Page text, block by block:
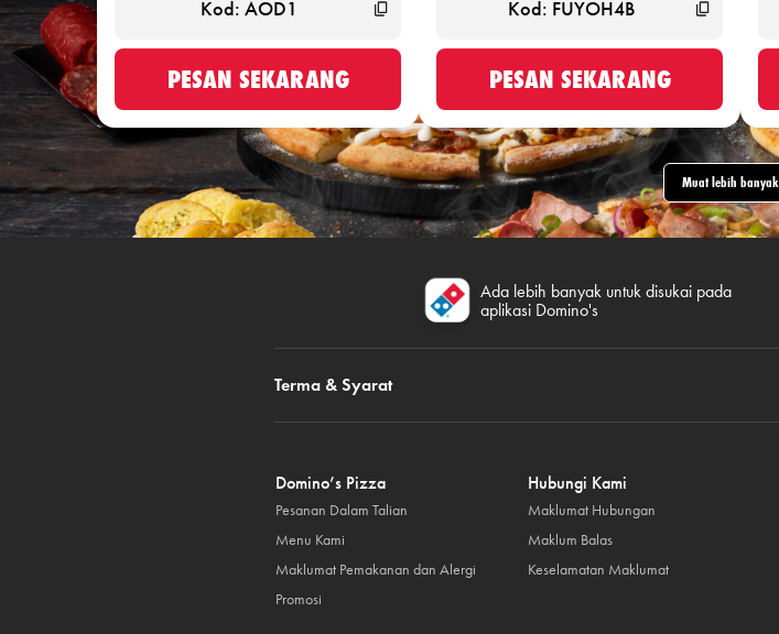
PESAN SEKARANG PESAN SEKARANG
Muat lebih banyak
Ada lebih banyak untuk disukai pada
aplikasi Domino's
Terma & Syarat
Domino’s Pizza
Pesanan Dalam Talian
Menu Kami
Maklumat Pemakanan dan Alergi
Promosi
Hubungi Kami
Maklumat Hubungan
Maklum Balas
Keselamatan Maklumat